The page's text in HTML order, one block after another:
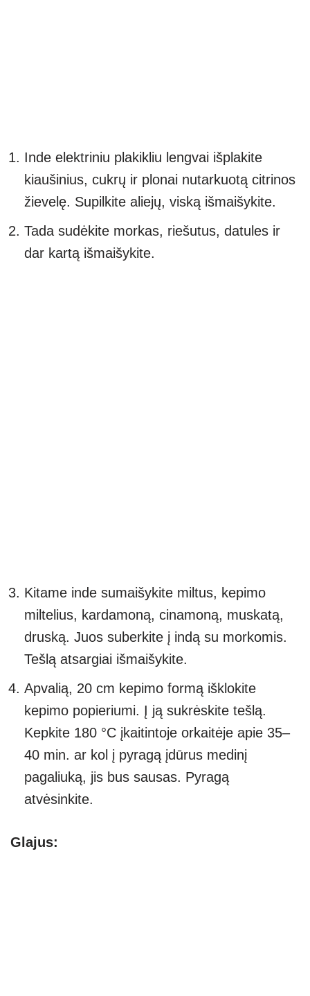
Inde elektriniu plakikliu lengvai išplakite
kiaušinius, cukrų ir plonai nutarkuotą citrinos
žievelę. Supilkite aliejų, viską išmaišykite.
Tada sudėkite morkas, riešutus, datules ir
dar kartą išmaišykite.
Kitame inde sumaišykite miltus, kepimo
miltelius, kardamoną, cinamoną, muskatą,
druską. Juos suberkite į indą su morkomis.
Tešlą atsargiai išmaišykite.
Apvalią, 20 cm kepimo formą išklokite
kepimo popieriumi. Į ją sukrėskite tešlą.
Kepkite 180 °C įkaitintoje orkaitėje apie 35–
40 min. ar kol į pyragą įdūrus medinį
pagaliuką, jis bus sausas. Pyragą
atvėsinkite.
Glajus: